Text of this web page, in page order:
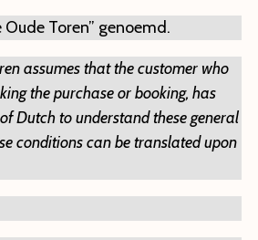
Oude Toren” genoemd.
assumes that the customer who
the purchase or booking, has
Dutch to understand these general
conditions can be translated upon